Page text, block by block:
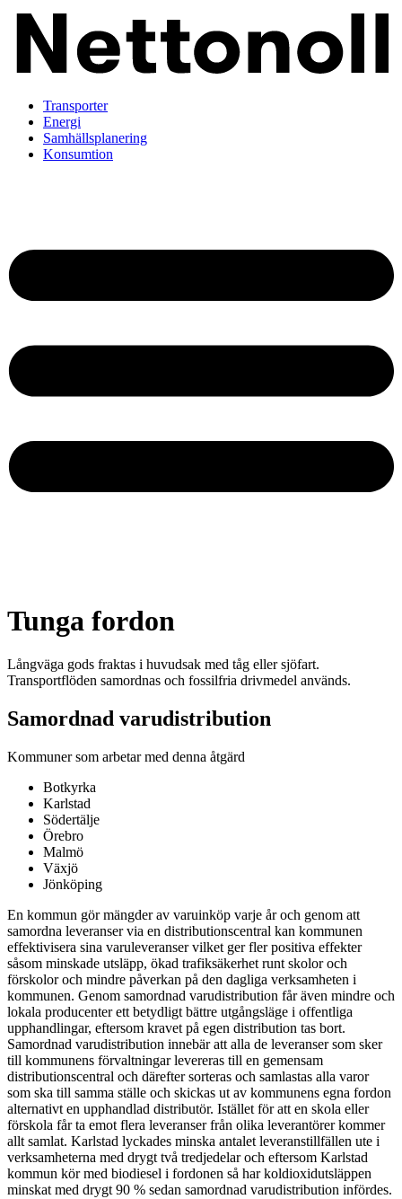
Transporter
Energi
Samhällsplanering
Konsumtion
Tunga fordon
Långväga gods fraktas i huvudsak med tåg eller sjöfart.
Transportflöden samordnas och fossilfria drivmedel används.
Samordnad varudistribution
Kommuner som arbetar med denna åtgärd
Botkyrka
Karlstad
Södertälje
Örebro
Malmö
Växjö
Jönköping
En kommun gör mängder av varuinköp varje år och genom att
samordna leveranser via en distributionscentral kan kommunen
effektivisera sina varuleveranser vilket ger fler positiva effekter
såsom minskade utsläpp, ökad trafiksäkerhet runt skolor och
förskolor och mindre påverkan på den dagliga verksamheten i
kommunen. Genom samordnad varudistribution får även mindre och
lokala producenter ett betydligt bättre utgångsläge i offentliga
upphandlingar, eftersom kravet på egen distribution tas bort.
Samordnad varudistribution innebär att alla de leveranser som sker
till kommunens förvaltningar levereras till en gemensam
distributionscentral och därefter sorteras och samlastas alla varor
som ska till samma ställe och skickas ut av kommunens egna fordon
alternativt en upphandlad distributör. Istället för att en skola eller
förskola får ta emot flera leveranser från olika leverantörer kommer
allt samlat. Karlstad lyckades minska antalet leveranstillfällen ute i
verksamheterna med drygt två tredjedelar och eftersom Karlstad
kommun kör med biodiesel i fordonen så har koldioxidutsläppen
minskat med drygt 90 % sedan samordnad varudistribution infördes.